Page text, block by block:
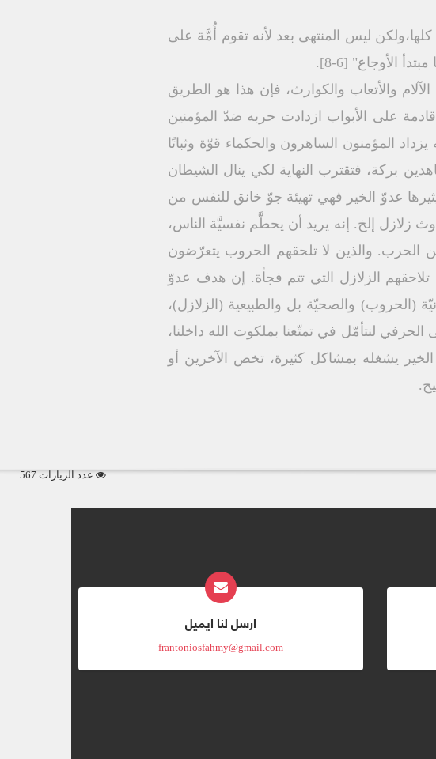
ليس المنتهى بعد لأنه تقوم أُمَّة على
الأوجاع" [6-8].
والأتعاب والكوارث، فإن هذا هو الطريق
على الأبواب ازدادت حربه ضدّ المؤمنين
المؤمنون الساهرون والحكماء قوّة وثباتًا
بركة، فتقترب النهاية لكي ينال الشيطان
يثيرها عدوّ الخير فهي تهيئة جوّ خانق للنفس من
زلازل إلخ. إنه يريد أن يحطَّم نفسيَّة الناس،
والذين لا تلحقهم الحروب يتعرّضون
تلاحقهم الزلازل التي تتم فجأة. إن هدف عدوّ
(الحروب) والصحيّة بل والطبيعية (الزلازل)،
لنتأمّل في تمتّعنا بملكوت الله داخلنا،
يشغله بمشاكل كثيرة، تخص الآخرين أو
عدد الزيارات 567
ارسل لنا ايميل
frantoniosfahmy@gmail.com